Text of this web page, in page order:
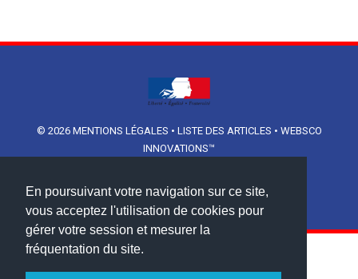
En poursuivant votre navigation sur ce site,
vous acceptez l'utilisation de cookies pour
gérer votre session et mesurer la
fréquentation du site.
© 2026 MENTIONS LÉGALES • LISTE DES ARTICLES • WEBSCO
INNOVATIONS™